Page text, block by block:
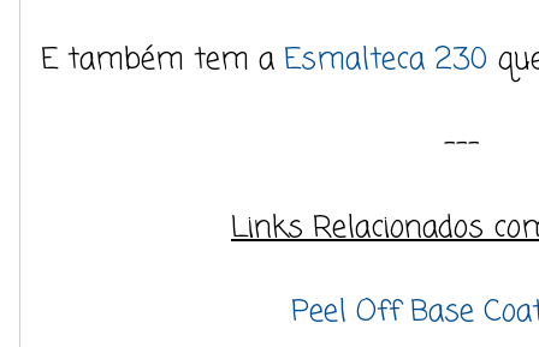
E também tem a Esmalteca 230
---
Links Relacionados
Peel Off Base